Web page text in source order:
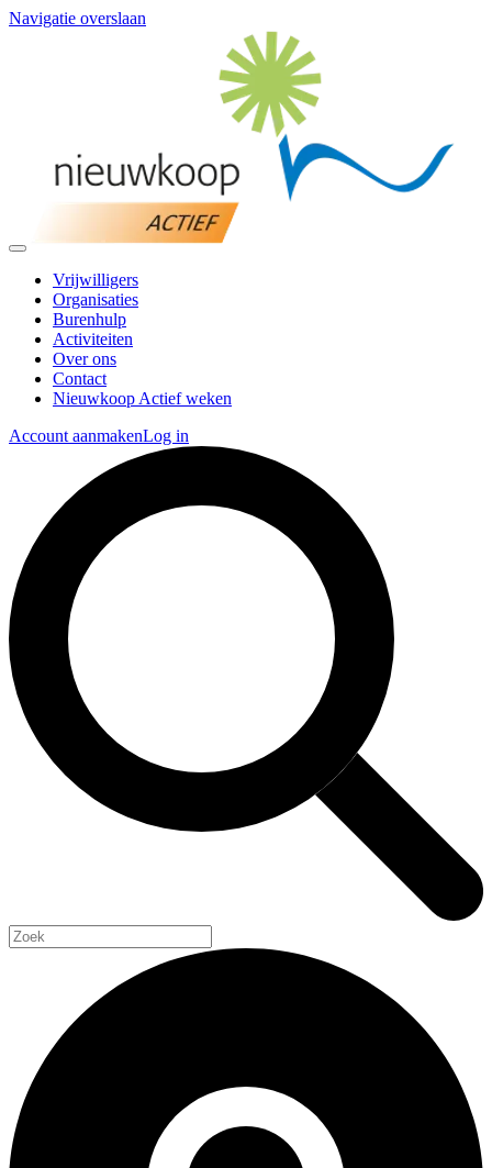
Navigatie overslaan
Vrijwilligers
Organisaties
Burenhulp
Activiteiten
Over ons
Contact
Nieuwkoop Actief weken
Account aanmakenLog in